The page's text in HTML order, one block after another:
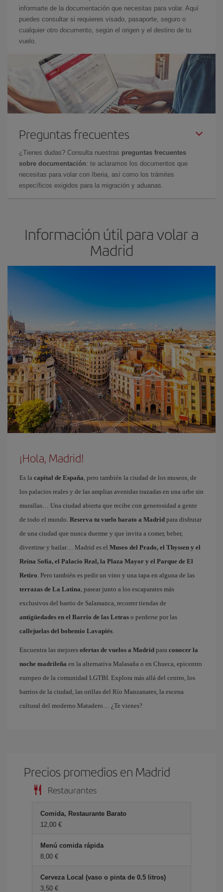
informarte de la documentación que necesitas para volar. Aquí
puedes consultar si requieres visado, pasaporte, seguro o
cualquier otro documento, según el origen y el destino de tu
vuelo.
Preguntas frecuentes
¿Tienes dudas? Consulta nuestras preguntas frecuentes
sobre documentación: te aclaramos los documentos que
necesitas para volar con Iberia, así como los trámites
específicos exigidos para la migración y aduanas.
Información útil para volar a
Madrid
¡Hola, Madrid!
Es la capital de España, pero también la ciudad de los museos, de
los palacios reales y de las amplias avenidas trazadas en una urbe sin
murallas… Una ciudad abierta que recibe con generosidad a gente
de todo el mundo. Reserva tu vuelo barato a Madrid para disfrutar
de una ciudad que nunca duerme y que invita a comer, beber,
divertirse y bailar… Madrid es el Museo del Prado, el Thyssen y el
Reina Sofía, el Palacio Real, la Plaza Mayor y el Parque de El
Retiro. Pero también es pedir un vino y una tapa en alguna de las
terrazas de La Latina, pasear junto a los escaparates más
exclusivos del barrio de Salamanca, recorrer tiendas de
antigüedades en el Barrio de las Letras o perderse por las
callejuelas del bohemio Lavapiés.
Encuentra las mejores ofertas de vuelos a Madrid para conocer la
noche madrileña en la alternativa Malasaña o en Chueca, epicentro
europeo de la comunidad LGTBI. Explora más allá del centro, los
barrios de la ciudad, las orillas del Río Manzanares, la escena
cultural del moderno Matadero… ¿Te vienes?
Precios promedios en Madrid
Restaurantes
Comida, Restaurante Barato
12,00 €
Menú comida rápida
8,00 €
Cerveza Local (vaso o pinta de 0.5 litros)
3,50 €